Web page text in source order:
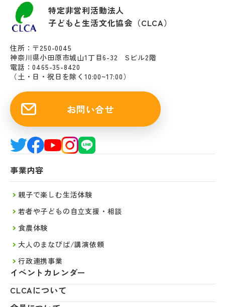
特定非営利活動法人
子どもと生活文化協会（CLCA）
住所：〒250-0045
神奈川県小田原市城山1丁目6-32 Sビル2階
電話：0465-35-8420
（土・日・祝日を除く10:00~17:00）
お問い合せ
事業内容
親子で楽しむ生活体験
若者や子どもの自立支援・相談
食農体験
大人のまなびば/講演依頼
行政連携事業
イベントカレンダー
CLCAについて